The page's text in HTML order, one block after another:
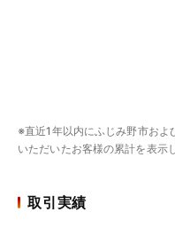
※直近1年以内にふじみ野市およ
いただいたお客様の累計を表示
取引実績